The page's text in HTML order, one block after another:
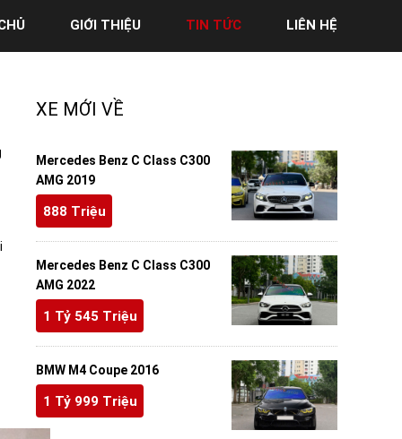
GIỚI THIỆU TIN TỨC LIÊN HỆ
XE MỚI VỀ
Mercedes Benz C Class C300
AMG 2019
888 Triệu
Mercedes Benz C Class C300
AMG 2022
1 Tỷ 545 Triệu
BMW M4 Coupe 2016
1 Tỷ 999 Triệu